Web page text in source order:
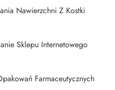
Nawierzchni Z Kostki
Sklepu Internetowego
Farmaceutycznych